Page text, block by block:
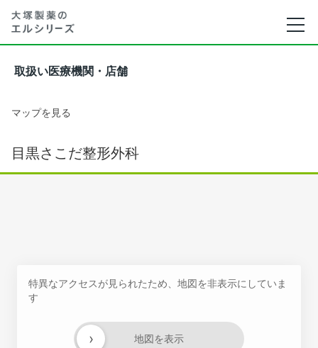
取扱い医療機関・店舗
マップを見る
目黒さこだ整形外科
特異なアクセスが見られたため、地図を非表示にしていま
す
地図を表示
›